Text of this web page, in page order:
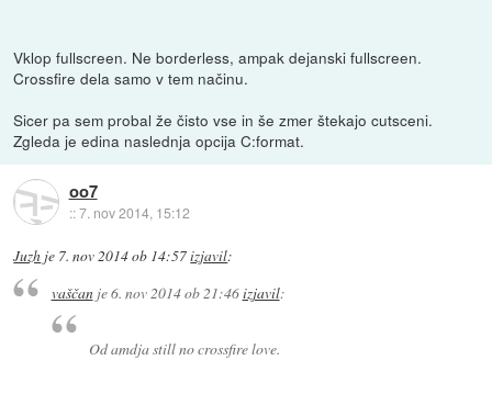
Vklop fullscreen. Ne borderless, ampak dejanski fullscreen.
Crossfire dela samo v tem načinu.
Sicer pa sem probal že čisto vse in še zmer štekajo cutsceni.
Zgleda je edina naslednja opcija C:format.
oo7
::7. nov 2014, 15:12
Juzh je 7. nov 2014 ob 14:57izjavil:
vaščanje6. nov 2014 ob 21:46izjavil:
Od amdja still no crossfire love.